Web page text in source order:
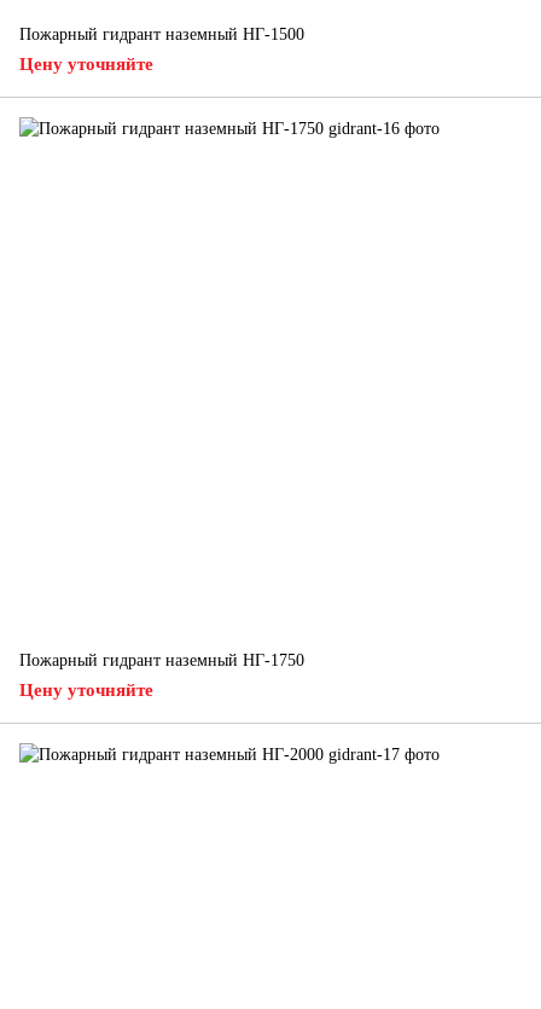
Пожарный гидрант наземный НГ-1500
Цену уточняйте
Пожарный гидрант наземный НГ-1750
Цену уточняйте